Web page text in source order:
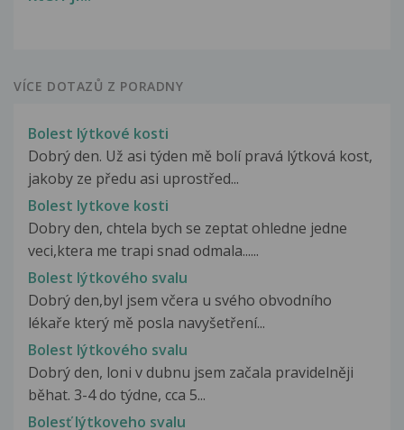
VÍCE DOTAZŮ Z PORADNY
Bolest lýtkové kosti
Dobrý den. Už asi týden mě bolí pravá lýtková kost,
jakoby ze předu asi uprostřed...
Bolest lytkove kosti
Dobry den, chtela bych se zeptat ohledne jedne
veci,ktera me trapi snad odmala......
Bolest lýtkového svalu
Dobrý den,byl jsem včera u svého obvodního
lékaře který mě posla navyšetření...
Bolest lýtkového svalu
Dobrý den, loni v dubnu jsem začala pravidelněji
běhat. 3-4 do týdne, cca 5...
Bolesť lýtkoveho svalu